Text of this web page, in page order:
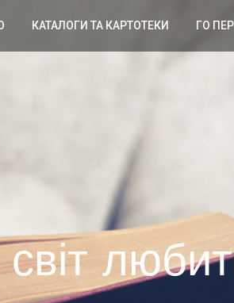
КАТАЛОГИ ТА КАРТОТЕКИ ГО